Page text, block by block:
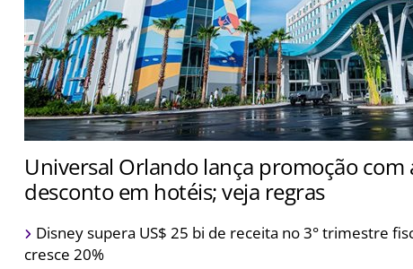
Universal Orlando lança promoção com
desconto em hotéis; veja regras
Descontos estão disponíveis durante o período das
Disney supera US$ 25 bi de receita no 3° trimestre
cresce 20%